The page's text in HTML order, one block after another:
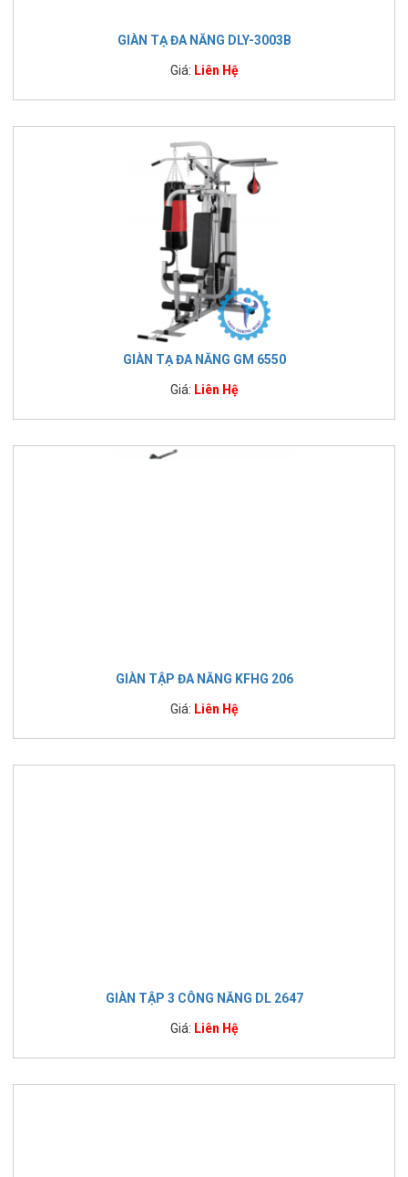
GIÀN TẠ ĐA NĂNG DLY-3003B
Giá: Liên Hệ
GIÀN TẠ ĐA NĂNG GM 6550
Giá: Liên Hệ
GIÀN TẬP ĐA NĂNG KFHG 206
Giá: Liên Hệ
GIÀN TẬP 3 CÔNG NĂNG DL 2647
Giá: Liên Hệ